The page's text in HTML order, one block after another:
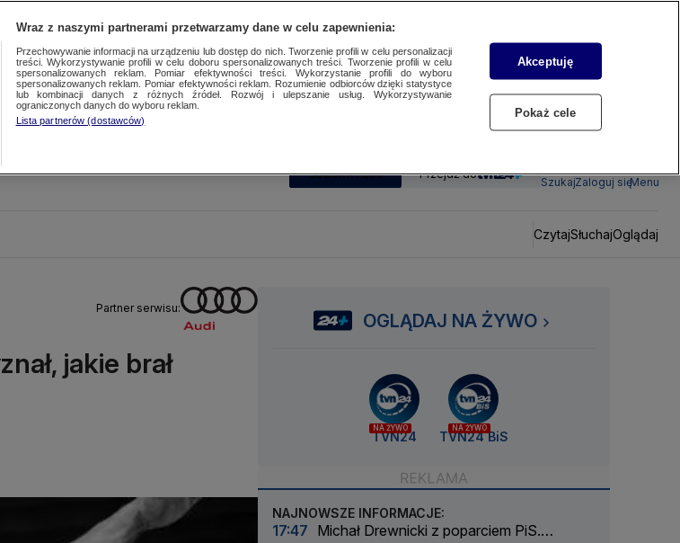
SUBSKRYBUJ Przejdź do
SzukajZaloguj sięMenu
CzytajSłuchajOglądaj
Partner serwisu:
jakie brał
OGLĄDAJ NA ŻYWO
NA ŻYWO
TVN24
NA ŻYWO
TVN24 BiS
NAJNOWSZE INFORMACJE:
17:47 Michał Drewnicki z poparciem PiS.
Wraz z naszymi partnerami przetwarzamy dane w celu zapewnienia:
Przechowywanie informacji na urządzeniu lub dostęp do nich. Tworzenie profili w celu personalizacji
treści. Wykorzystywanie profili w celu doboru spersonalizowanych treści. Tworzenie profili w celu
spersonalizowanych reklam. Pomiar efektywności treści. Wykorzystanie profili do wyboru
spersonalizowanych reklam. Pomiar efektywności reklam. Rozumienie odbiorców dzięki statystyce
lub kombinacji danych z różnych źródeł. Rozwój i ulepszanie usług. Wykorzystywanie
ograniczonych danych do wyboru reklam.
Lista partnerów (dostawców)
Akceptuję
Pokaż cele